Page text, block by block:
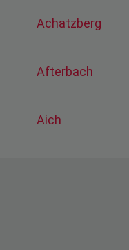
Achatzberg
Afterbach
Aich